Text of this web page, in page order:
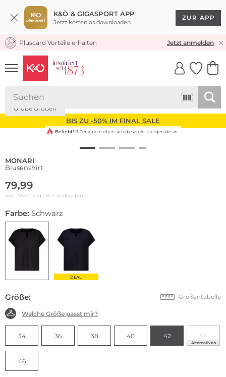
K&Ö & GIGASPORT APP
Jetzt kostenlos downloaden
ZUR APP
KOSTENLOSER VERSAND* & RÜCKVERSAND
Pluscard Vorteile erhalten Jetzt anmelden
UNSERE APP
CLICK &
BIS ZU -50% IM FINAL SALE
Große Größen
Beliebt! 11 Personen sehen sich diesen Artikel gerade an
MONARI
Blusenshirt
79,99
inkl. Mwst zzgl. Versandkosten
Farbe: Schwarz
DEAL
Größe: Größentabelle
Welche Größe passt mir?
34 36 38 40 42 44
Alternativen
46